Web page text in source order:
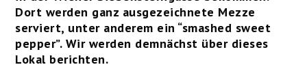
Dort werden ganz ausgezeichnete Mezze
serviert, unter anderem ein “smashed sweet
pepper”. Wir werden demnächst über dieses
Lokal berichten.